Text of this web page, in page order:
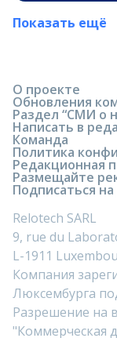
Показать ещё
О проекте
Обновления
Раздел “СМИ о
Написать в
Команда
Политика
Редакционная
Размещайте
Подписаться на
Relotech SARL
9, rue du
L-1911
Компания
Люксембурга
Разрешение на
"Коммерческая